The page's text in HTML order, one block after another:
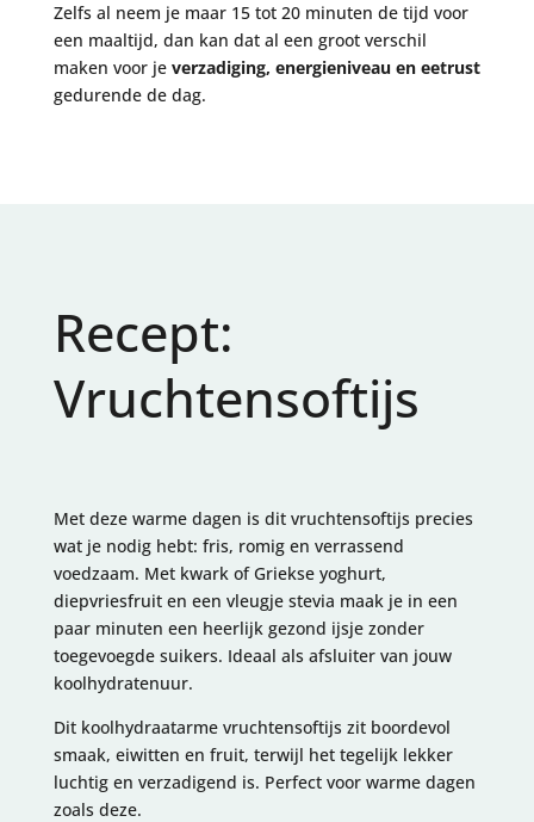
Zelfs al neem je maar 15 tot 20 minuten de tijd voor
een maaltijd, dan kan dat al een groot verschil
maken voor je verzadiging, energieniveau en eetrust
gedurende de dag.
Recept:
Vruchtensoftijs
Met deze warme dagen is dit vruchtensoftijs precies
wat je nodig hebt: fris, romig en verrassend
voedzaam. Met kwark of Griekse yoghurt,
diepvriesfruit en een vleugje stevia maak je in een
paar minuten een heerlijk gezond ijsje zonder
toegevoegde suikers. Ideaal als afsluiter van jouw
koolhydratenuur.
Dit koolhydraatarme vruchtensoftijs zit boordevol
smaak, eiwitten en fruit, terwijl het tegelijk lekker
luchtig en verzadigend is. Perfect voor warme dagen
zoals deze.